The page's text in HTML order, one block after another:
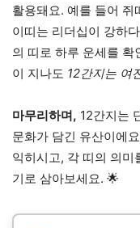
활용돼요. 예를 들어
이띠는 리더십이 강하
의 띠로 하루 운세를 확
이 지나도 12간지는 여
마무리하며, 12간지는
문화가 담긴 유산이에
익히시고, 각 띠의 의미
기로 삼아보세요. 🌟